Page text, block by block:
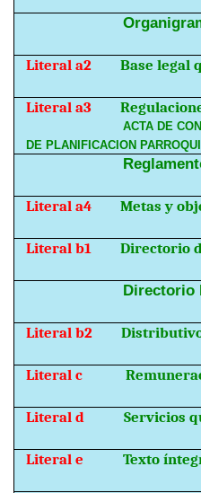
Literal a2 Base legal
Literal a3
ACTA DE
DE PLANIFICACION
Literal a4 Metas y
Literal b1 Directorio
Directorio
Literal b2
Literal c
Literal d Servicios
Literal e Texto